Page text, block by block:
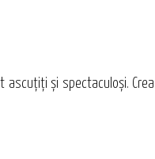
ascuţiţi şi spectaculoşi.